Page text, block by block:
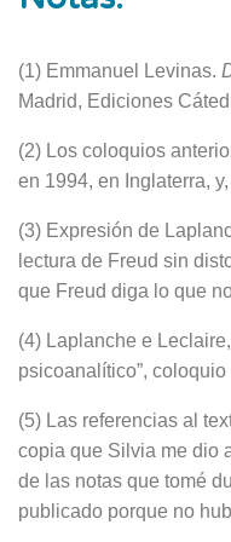
(1) Emmanuel Levinas.
Madrid, Ediciones
(2) Los coloquios
en 1994, en Inglaterra,
(3) Expresión de
lectura de Freud sin
que Freud diga lo que
(4) Laplanche e
psicoanalítico”,
(5) Las referencias al
copia que Silvia me dio
de las notas que tomé
publicado porque no